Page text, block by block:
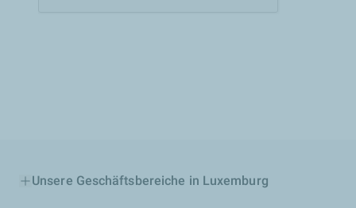
Unsere Geschäftsbereiche in Luxemburg